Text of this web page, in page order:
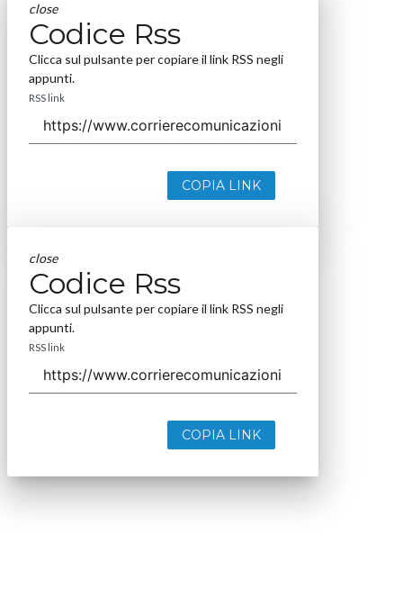
close
Codice Rss
Clicca sul pulsante per copiare il link RSS negli
appunti.
RSS link
COPIA LINK
close
Codice Rss
Clicca sul pulsante per copiare il link RSS negli
appunti.
RSS link
COPIA LINK